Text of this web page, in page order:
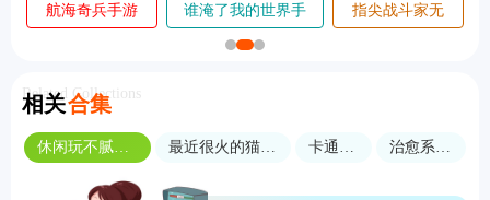
航海奇兵手游
谁淹了我的世界手
机版
指尖战斗家无
相关合集
Related Collections
休闲玩不腻的游戏 最近很火的猫咪游戏 卡通画风 治愈系画风